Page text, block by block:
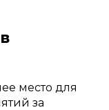
место для
за